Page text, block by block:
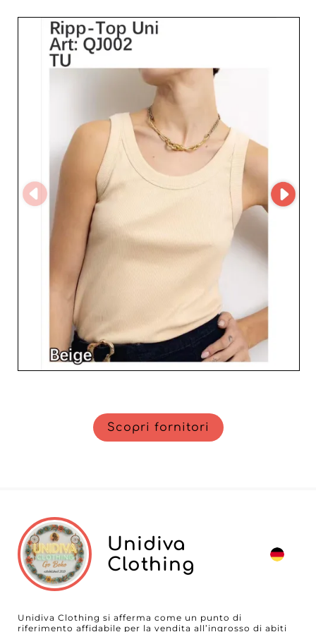
collezioni e di semplificare il processo di
approvvigionamento. Creando un account su My
Fashion Wholesaler, i rivenditori possono richiedere
l'accesso al MicroStore del fornitore e sviluppare una
partnership con uno specialista europeo del prêt-à-
porter femminile.
Scopri fornitori
Unidiva
Clothing
Unidiva Clothing si afferma come un punto di
riferimento affidabile per la vendita all’ingrosso di abiti